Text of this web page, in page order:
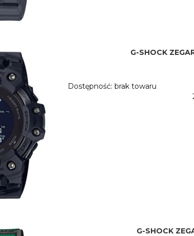
G-SHOCK
Dostępność: brak towaru
G-SHOCK